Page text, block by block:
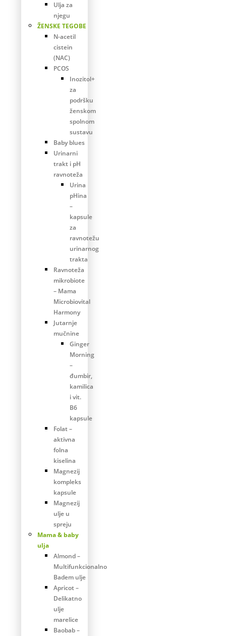
Ulja za
njegu
ŽENSKE TEGOBE
N-acetil
cistein
(NAC)
PCOS
Inozitol+
za
podršku
ženskom
spolnom
sustavu
Baby blues
Urinarni
trakt i pH
ravnoteža
Urina
pHina
–
kapsule
za
ravnotežu
urinarnog
trakta
Ravnoteža
mikrobiote
– Mama
Microbiovital
Harmony
Jutarnje
mučnine
Ginger
Morning
–
đumbir,
kamilica
i vit.
B6
kapsule
Folat –
aktivna
folna
kiselina
Magnezij
kompleks
kapsule
Magnezij
ulje u
spreju
Mama & baby
ulja
Almond –
Multifunkcionalno
Badem ulje
Apricot –
Delikatno
ulje
marelice
Baobab –